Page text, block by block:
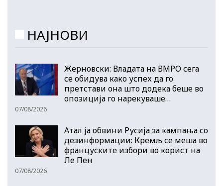
НАЈНОВИ
Жерновски: Владата на ВМРО сега
се обидува како успех да го
претстави она што додека беше во
опозиција го нарекуваше…
07/08/2026
Атал ја обвини Русија за кампања со
дезинформации: Кремљ се меша во
француските избори во корист на
Ле Пен
07/08/2026